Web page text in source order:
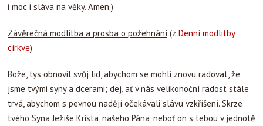
i moc i sláva na věky. Amen.)
Závěrečná modlitba a prosba o požehnání (z Denní modlitby
církve)
Bože, tys obnovil svůj lid, abychom se mohli znovu radovat, že
jsme tvými syny a dcerami; dej, ať v nás velikonoční radost stále
trvá, abychom s pevnou nadějí očekávali slávu vzkříšení. Skrze
tvého Syna Ježíše Krista, našeho Pána, neboť on s tebou v jednotě